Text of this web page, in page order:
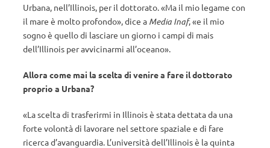
Urbana, nell’Illinois, per il dottorato. «Ma il mio legame con
il mare è molto profondo», dice a Media Inaf, «e il mio
sogno è quello di lasciare un giorno i campi di mais
dell’Illinois per avvicinarmi all’oceano».
Allora come mai la scelta di venire a fare il dottorato
proprio a Urbana?
«La scelta di trasferirmi in Illinois è stata dettata da una
forte volontà di lavorare nel settore spaziale e di fare
ricerca d’avanguardia. L’università dell’Illinois è la quinta